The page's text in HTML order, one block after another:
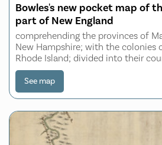
Bowles's new pocket map of
part of New England
comprehending the provinces of
New Hampshire; with the colonies
Rhode Island; divided into their
together with an accurate plan of
environs of Boston
See map